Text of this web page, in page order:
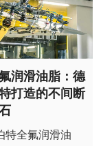
润滑油脂：德
打造的不间断
特全氟润滑油